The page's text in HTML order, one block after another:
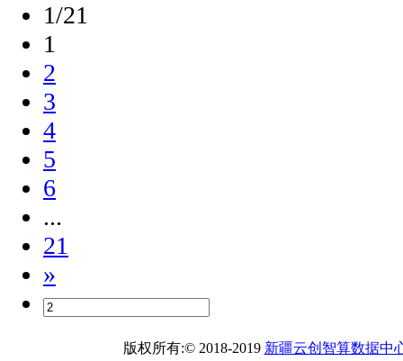
1/21
1
2
3
4
5
6
...
21
»
版权所有:© 2018-2019 新疆云创智算数据中